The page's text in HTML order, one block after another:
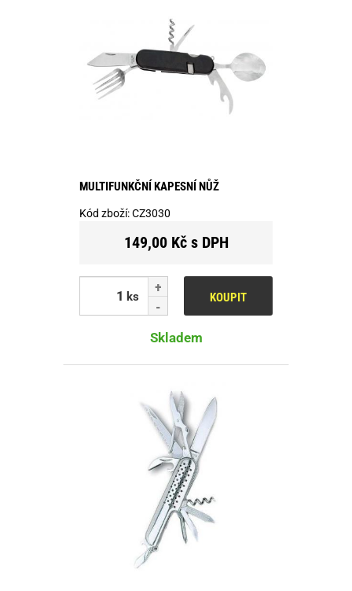
MULTIFUNKČNÍ KAPESNÍ NŮŽ
Kód zboží:CZ3030
149,00 Kč s DPH
ks KOUPIT
Skladem